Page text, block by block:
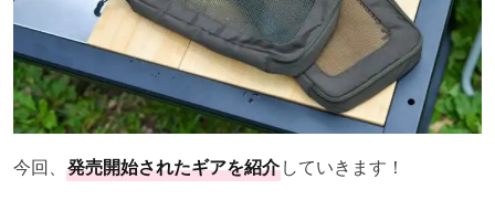
今回、 発売開始されたギアを紹介していきます！